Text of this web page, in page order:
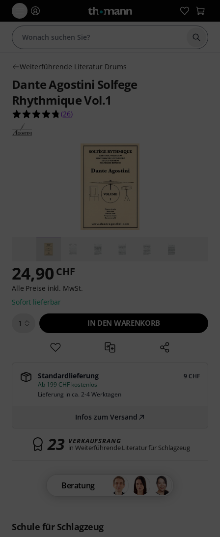
Suche
Weiterführende Literatur Drums
Dante Agostini Solfege
Rhythmique Vol.1
4.8 von 5 Sternen aus 26 Kundenbewertungen
(26)
Schule für Schlagzeug
24,90 CHF
Alle Preise inkl. MwSt.
Sofort lieferbar
1 IN DEN WARENKORB
Standardlieferung
9 CHF
Ab 199 CHF kostenlos
Lieferung in ca. 2-4 Werktagen
Infos zum Versand
23 VERKAUFSRANG
in Weiterführende Literatur für Schlagzeug
Beratung